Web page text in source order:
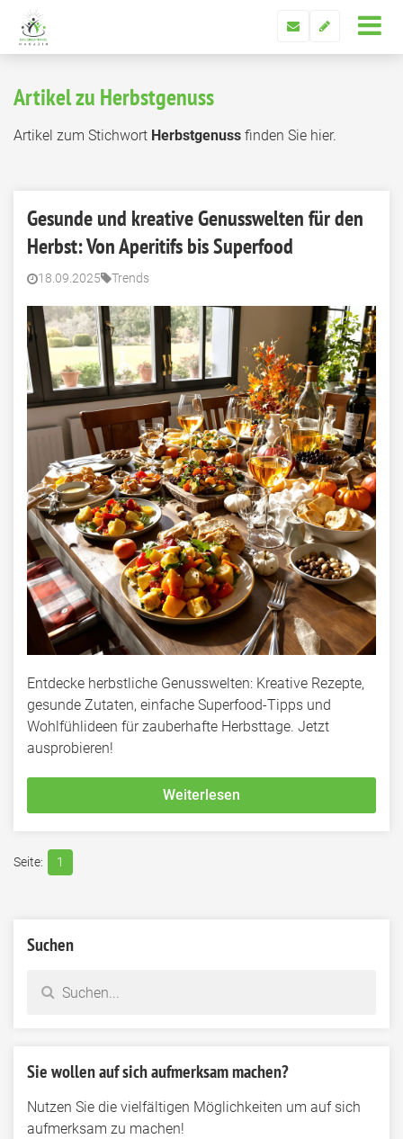
Artikel zu Herbstgenuss
Artikel zum Stichwort Herbstgenuss finden Sie hier.
Gesunde und kreative Genusswelten für den
Herbst: Von Aperitifs bis Superfood
18.09.2025 Trends
Entdecke herbstliche Genusswelten: Kreative Rezepte,
gesunde Zutaten, einfache Superfood-Tipps und
Wohlfühlideen für zauberhafte Herbsttage. Jetzt
ausprobieren!
Weiterlesen
1
Suchen
Sie wollen auf sich aufmerksam machen?
Nutzen Sie die vielfältigen Möglichkeiten um auf sich
aufmerksam zu machen!